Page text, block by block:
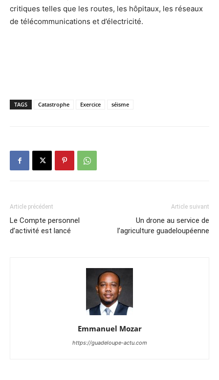
critiques telles que les routes, les hôpitaux, les réseaux
de télécommunications et d’électricité.
TAGS Catastrophe Exercice séisme
Article précédent
Le Compte personnel
d’activité est lancé
Article suivant
Un drone au service de
l’agriculture guadeloupéenne
Emmanuel Mozar
https://guadeloupe-actu.com